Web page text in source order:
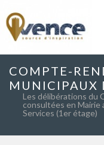
COMPTE-
MUNICIPAUX
Les délibérations du
consultées en Mairie
Services (1er étage)